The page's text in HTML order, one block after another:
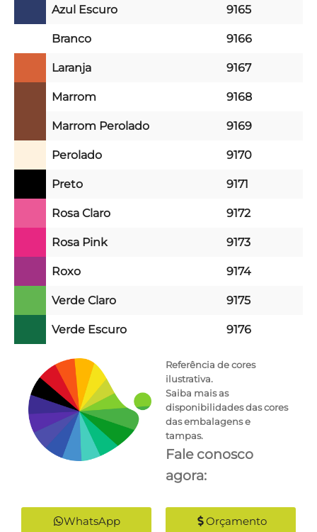
Azul Escuro 9165
Branco 9166
Laranja 9167
Marrom 9168
Marrom Perolado 9169
Perolado 9170
Preto 9171
Rosa Claro 9172
Rosa Pink 9173
Roxo 9174
Verde Claro 9175
Verde Escuro 9176
Referência de cores
ilustrativa.
Saiba mais as
disponibilidades das cores
das embalagens e
tampas.
Fale conosco
agora:
WhatsApp Orçamento